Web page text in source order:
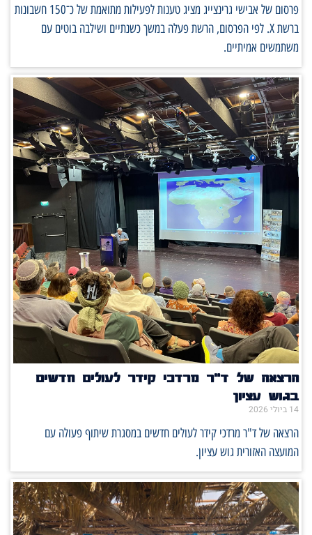
פרסום של אבישי גרינצייג מציג טענות לפעילות מתואמת של כ־150 חשבונות
ברשת X. לפי הפרסום, הרשת פעלה במשך כשנתיים ושילבה בוטים עם
משתמשים אמיתיים.
הרצאה של ד"ר מרדכי קידר לעולים חדשים
בגוש עציון
14 ביולי 2026
הרצאה של ד"ר מרדכי קידר לעולים חדשים במסגרת שיתוף פעולה עם
המועצה האזורית גוש עציון.